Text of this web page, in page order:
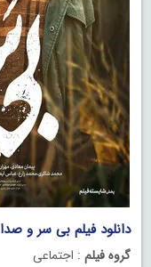
دانلود فیلم بی‌ سر و صدا
گروه فیلم : اجتماعی